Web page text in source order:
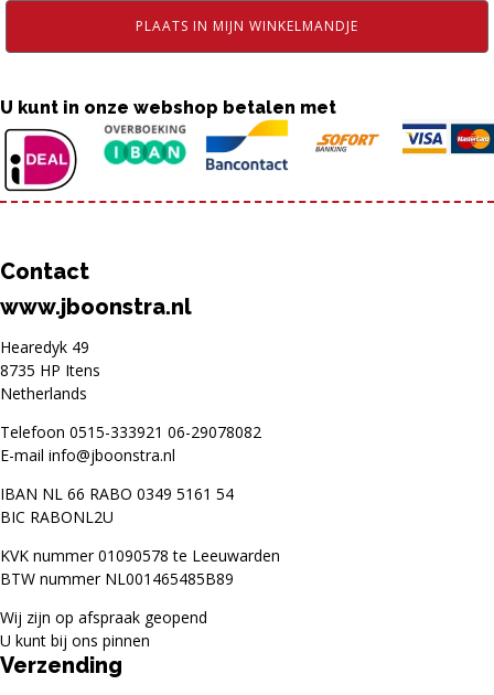
PLAATS IN MIJN WINKELMANDJE
U kunt in onze webshop betalen met
Contact
www.jboonstra.nl
Hearedyk 49
8735 HP Itens
Netherlands
Telefoon 0515-333921 06-29078082
E-mail info@jboonstra.nl
IBAN NL 66 RABO 0349 5161 54
BIC RABONL2U
KVK nummer 01090578 te Leeuwarden
BTW nummer NL001465485B89
Wij zijn op afspraak geopend
U kunt bij ons pinnen
Verzending